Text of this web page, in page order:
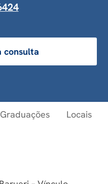
consulta
Graduações Locais